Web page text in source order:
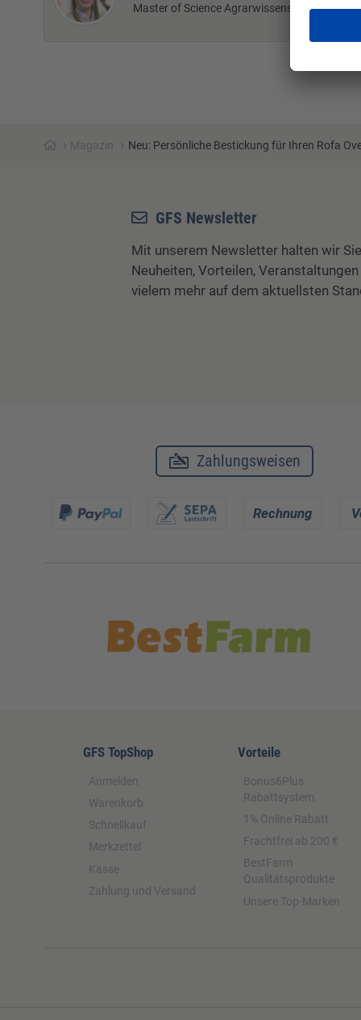
Master of Science Agrarwissenschaft
› Magazin › Neu: Persönliche Bestickung für Ihren Rofa
GFS Newsletter
Mit unserem Newsletter halten wir
Neuheiten, Vorteilen,
vielem mehr auf dem aktuellsten
Zahlungsweisen
GFS TopShop
Anmelden
Warenkorb
Schnellkauf
Merkzettel
Kasse
Zahlung und Versand
Vorteile
Bonus6Plus
Rabattsystem
1% Online Rabatt
Frachtfrei ab 200 €
BestFarm
Qualitätsprodukte
Unsere Top-Marken